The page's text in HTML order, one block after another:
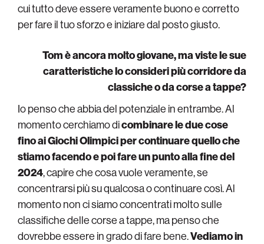
cui tutto deve essere veramente buono e corretto
per fare il tuo sforzo e iniziare dal posto giusto.
Tom è ancora molto giovane, ma viste le sue
caratteristiche lo consideri più corridore da
classiche o da corse a tappe?
Io penso che abbia del potenziale in entrambe. Al
momento cerchiamo dicombinare le due cose
fino ai Giochi Olimpici per continuare quello che
stiamo facendo e poi fare un punto alla fine del
2024, capire che cosa vuole veramente, se
concentrarsi più su qualcosa o continuare così. Al
momento non ci siamo concentrati molto sulle
classifiche delle corse a tappe, ma penso che
dovrebbe essere in grado di fare bene.Vediamo in